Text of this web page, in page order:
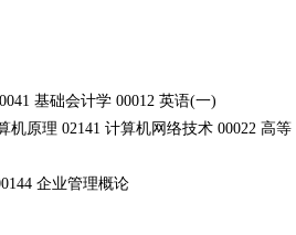
基础会计学 00012 英语(一)
原理 02141 计算机网络技术 00022 高等
企业管理概论